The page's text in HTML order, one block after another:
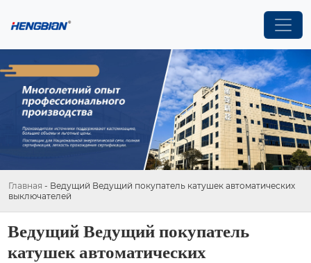
Главная - Ведущий Ведущий покупатель катушек автоматических
выключателей
Ведущий Ведущий покупатель
катушек автоматических